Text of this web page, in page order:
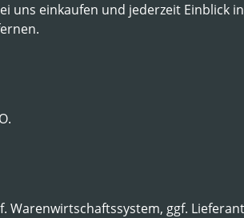
uns einkaufen und jederzeit Einblick
ggf.